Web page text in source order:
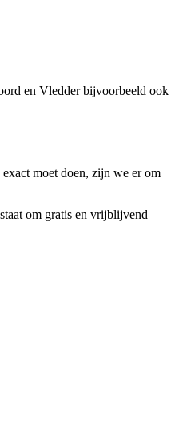
en Vledder bijvoorbeeld ook
moet doen, zijn we er om
om gratis en vrijblijvend